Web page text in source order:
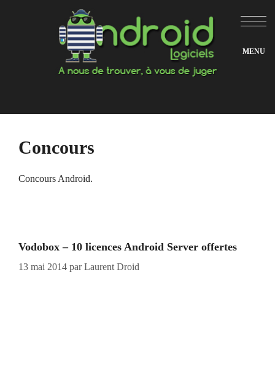
Concours
Concours Android.
Vodobox – 10 licences Android Server offertes
13 mai 2014 parLaurent Droid